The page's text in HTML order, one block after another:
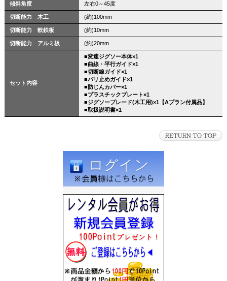
傾斜角度 左右0～45度
切断能力 木工 (約)100mm
切断能力 軟鉄板 (約)10mm
切断能力 アルミ板 (約)20mm
セット内容
■変速ジグソー本体×1
■曲線・平行ガイド×1
■切断線ガイド×1
■バリ止めガイド×1
■防じんカバー×1
■プラスチックプレート×1
■ジグソーブレード(木工用)×1【Aプラン付属品】
■取扱説明書×1